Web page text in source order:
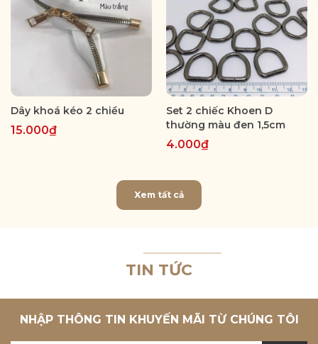
Dây khoá kéo 2 chiều
15.000₫
Set 2 chiếc Khoen D
thường màu đen 1,5cm
4.000₫
Xem tất cả
TIN TỨC
NHẬP THÔNG TIN KHUYẾN MÃI TỪ CHÚNG TÔI